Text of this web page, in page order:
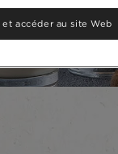
accéder au site Web